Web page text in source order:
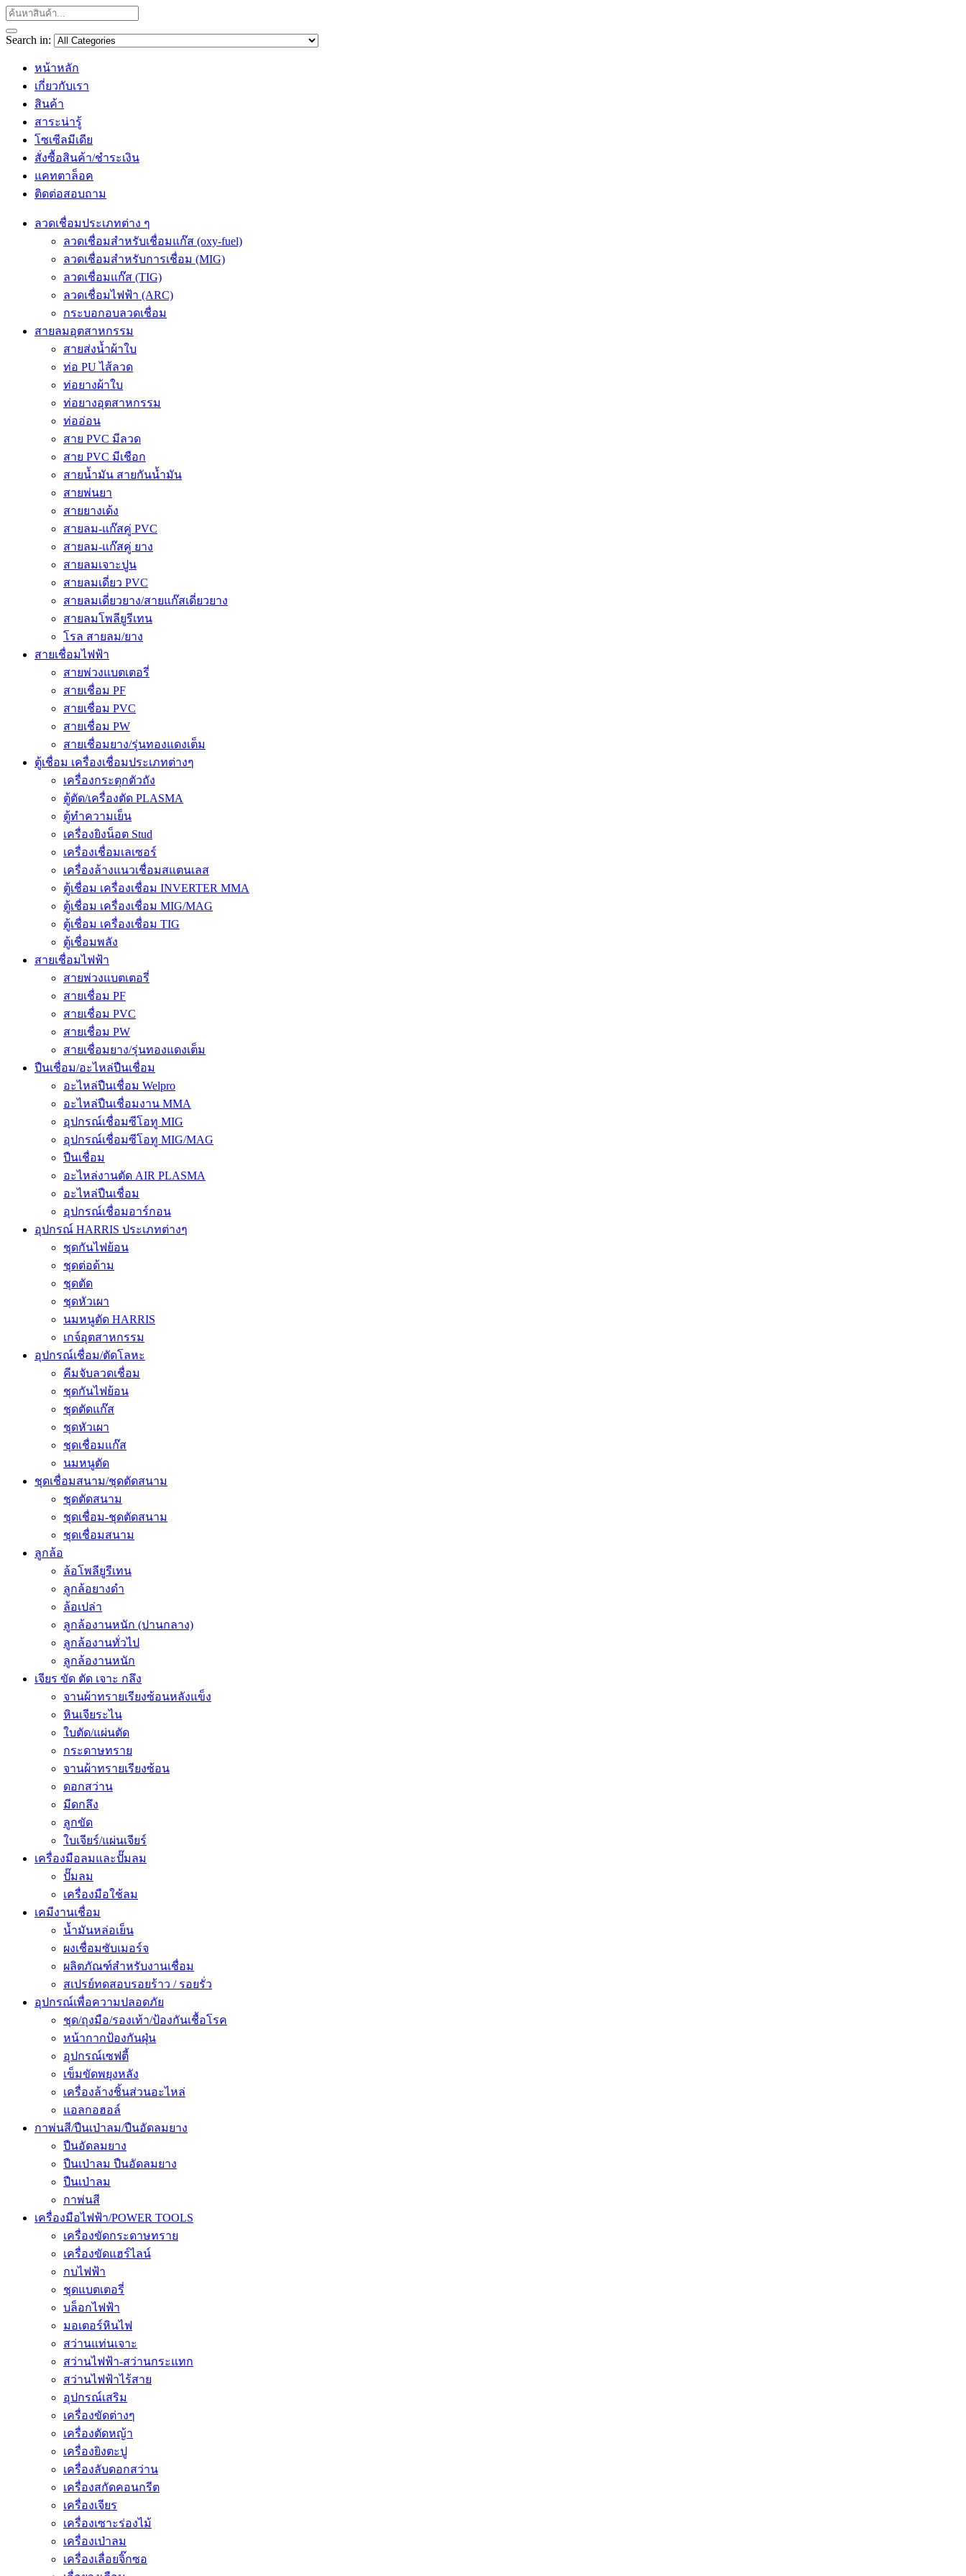
Search in:
หน้าหลัก
เกี่ยวกับเรา
สินค้า
สาระน่ารู้
โซเซีลมีเดีย
สั่งซื้อสินค้า/ชำระเงิน
แคทตาล็อค
ติดต่อสอบถาม
ลวดเชื่อมประเภทต่าง ๆ
ลวดเชื่อมสำหรับเชื่อมแก๊ส (oxy-fuel)
ลวดเชื่อมสำหรับการเชื่อม (MIG)
ลวดเชื่อมแก๊ส (TIG)
ลวดเชื่อมไฟฟ้า (ARC)
กระบอกอบลวดเชื่อม
สายลมอุตสาหกรรม
สายส่งน้ำผ้าใบ
ท่อ PU ไส้ลวด
ท่อยางผ้าใบ
ท่อยางอุตสาหกรรม
ท่ออ่อน
สาย PVC มีลวด
สาย PVC มีเชือก
สายน้ำมัน สายกันน้ำมัน
สายพ่นยา
สายยางเด้ง
สายลม-แก๊สคู่ PVC
สายลม-แก๊สคู่ ยาง
สายลมเจาะปูน
สายลมเดี่ยว PVC
สายลมเดี่ยวยาง/สายแก๊สเดี่ยวยาง
สายลมโพลียูรีเทน
โรล สายลม/ยาง
สายเชื่อมไฟฟ้า
สายพ่วงแบตเตอรี่
สายเชื่อม PF
สายเชื่อม PVC
สายเชื่อม PW
สายเชื่อมยาง/รุ่นทองแดงเต็ม
ตู้เชื่อม เครื่องเชื่อมประเภทต่างๆ
เครื่องกระตุกตัวถัง
ตู้ตัด/เครื่องตัด PLASMA
ตู้ทำความเย็น
เครื่องยิงน็อต Stud
เครื่องเชื่อมเลเซอร์
เครื่องล้างแนวเชื่อมสแตนเลส
ตู้เชื่อม เครื่องเชื่อม INVERTER MMA
ตู้เชื่อม เครื่องเชื่อม MIG/MAG
ตู้เชื่อม เครื่องเชื่อม TIG
ตู้เชื่อมพลัง
สายเชื่อมไฟฟ้า
สายพ่วงแบตเตอรี่
สายเชื่อม PF
สายเชื่อม PVC
สายเชื่อม PW
สายเชื่อมยาง/รุ่นทองแดงเต็ม
ปืนเชื่อม/อะไหล่ปืนเชื่อม
อะไหล่ปืนเชื่อม Welpro
อะไหล่ปืนเชื่อมงาน MMA
อุปกรณ์เชื่อมซีโอทู MIG
อุปกรณ์เชื่อมซีโอทู MIG/MAG
ปืนเชื่อม
อะไหล่งานตัด AIR PLASMA
อะไหล่ปืนเชื่อม
อุปกรณ์เชื่อมอาร์กอน
อุปกรณ์ HARRIS ประเภทต่างๆ
ชุดกันไฟย้อน
ชุดต่อด้าม
ชุดตัด
ชุดหัวเผา
นมหนูตัด HARRIS
เกจ์อุตสาหกรรม
อุปกรณ์เชื่อม/ตัดโลหะ
คีมจับลวดเชื่อม
ชุดกันไฟย้อน
ชุดตัดแก๊ส
ชุดหัวเผา
ชุดเชื่อมแก๊ส
นมหนูตัด
ชุดเชื่อมสนาม/ชุดตัดสนาม
ชุดตัดสนาม
ชุดเชื่อม-ชุดตัดสนาม
ชุดเชื่อมสนาม
ลูกล้อ
ล้อโพลียูรีเทน
ลูกล้อยางดำ
ล้อเปล่า
ลูกล้องานหนัก (ปานกลาง)
ลูกล้องานทั่วไป
ลูกล้องานหนัก
เจียร ขัด ตัด เจาะ กลึง
จานผ้าทรายเรียงซ้อนหลังแข็ง
หินเจียระไน
ใบตัด/แผ่นตัด
กระดาษทราย
จานผ้าทรายเรียงซ้อน
ดอกสว่าน
มีดกลึง
ลูกขัด
ใบเจียร์/แผ่นเจียร์
เครื่องมือลมและปั๊มลม
ปั๊มลม
เครื่องมือใช้ลม
เคมีงานเชื่อม
น้ำมันหล่อเย็น
ผงเชื่อมซับเมอร์จ
ผลิตภัณฑ์สำหรับงานเชื่อม
สเปรย์ทดสอบรอยร้าว / รอยรั่ว
อุปกรณ์เพื่อความปลอดภัย
ชุด/ถุงมือ/รองเท้า/ป้องกันเชื้อโรค
หน้ากากป้องกันฝุ่น
อุปกรณ์เซฟตี้
เข็มขัดพยุงหลัง
เครื่องล้างชิ้นส่วนอะไหล่
แอลกอฮอล์
กาพ่นสี/ปืนเป่าลม/ปืนอัดลมยาง
ปืนอัดลมยาง
ปืนเป่าลม ปืนอัดลมยาง
ปืนเป่าลม
กาพ่นสี
เครื่องมือไฟฟ้า/POWER TOOLS
เครื่องขัดกระดาษทราย
เครื่องขัดแฮร์ไลน์
กบไฟฟ้า
ชุดแบตเตอรี่
บล็อกไฟฟ้า
มอเตอร์หินไฟ
สว่านแท่นเจาะ
สว่านไฟฟ้า-สว่านกระแทก
สว่านไฟฟ้าไร้สาย
อุปกรณ์เสริม
เครื่องขัดต่างๆ
เครื่องตัดหญ้า
เครื่องยิงตะปู
เครื่องลับดอกสว่าน
เครื่องสกัดคอนกรีต
เครื่องเจียร
เครื่องเซาะร่องไม้
เครื่องเป่าลม
เครื่องเลื่อยจิ๊กซอ